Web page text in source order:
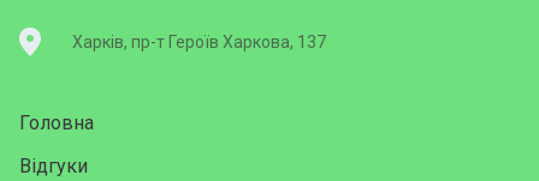
Харків, пр-т Героїв Харкова, 137
Головна
Відгуки